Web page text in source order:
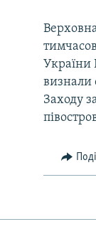
України
визнали
Заходу